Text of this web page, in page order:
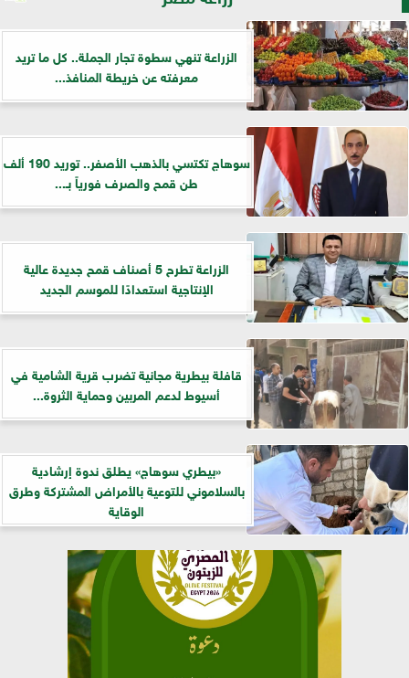
الزراعة تنهي سطوة تجار الجملة.. كل ما تريد
معرفته عن خريطة المنافذ...
سوهاج تكتسي بالذهب الأصفر.. توريد 190 ألف
طن قمح والصرف فورياً بـ...
الزراعة تطرح 5 أصناف قمح جديدة عالية
الإنتاجية استعدادًا للموسم الجديد
قافلة بيطرية مجانية تضرب قرية الشامية في
أسيوط لدعم المربين وحماية الثروة...
«بيطري سوهاج» يطلق ندوة إرشادية
بالسلاموني للتوعية بالأمراض المشتركة وطرق
الوقاية